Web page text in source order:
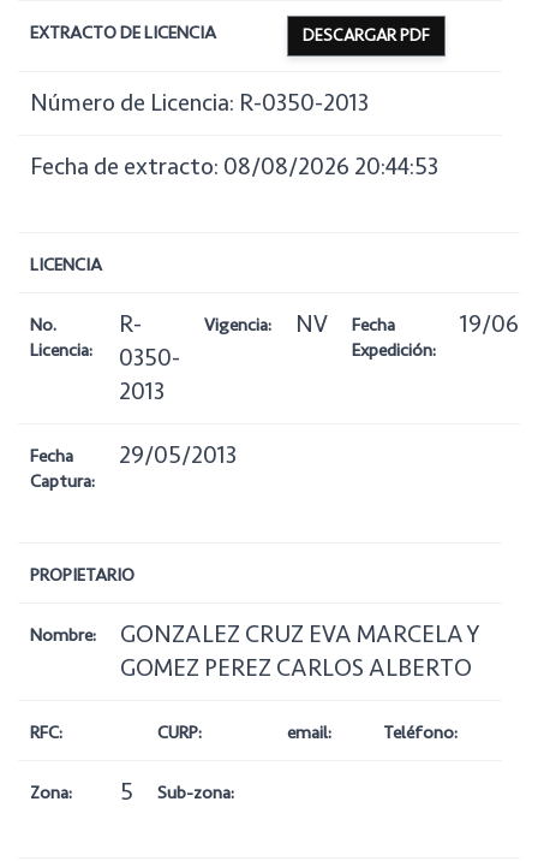
EXTRACTO DE LICENCIA DESCARGAR PDF
Número de Licencia: R-0350-2013
Fecha de extracto: 08/08/2026 20:44:53
LICENCIA
No.
Licencia:
R-
0350-
2013
Vigencia: NV
Fecha
Expedición:
19/06/
Fecha
Captura:
29/05/2013
PROPIETARIO
Nombre:
GONZALEZ CRUZ EVA MARCELA Y
GOMEZ PEREZ CARLOS ALBERTO
RFC: CURP: email: Teléfono:
Zona: 5 Sub-zona: